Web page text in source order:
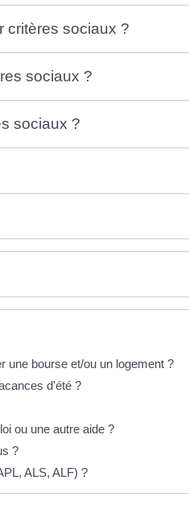
critères sociaux ?
sociaux ?
sociaux ?
une bourse et/ou un logement ?
d'été ?
ou une autre aide ?
?
ALS, ALF) ?